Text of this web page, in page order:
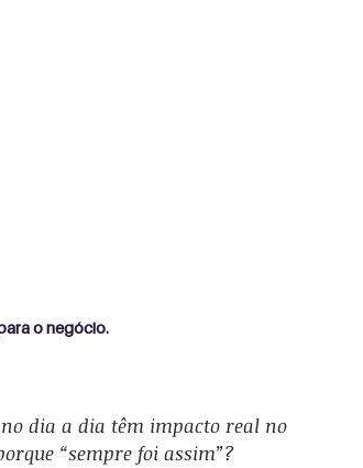
o negócio.
dia a dia têm impacto real no
“sempre foi assim”?